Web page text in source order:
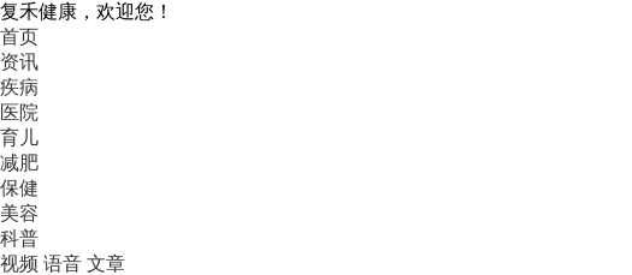
复禾健康，欢迎您！
首页
资讯
疾病
医院
育儿
减肥
保健
美容
科普
视频 语音 文章